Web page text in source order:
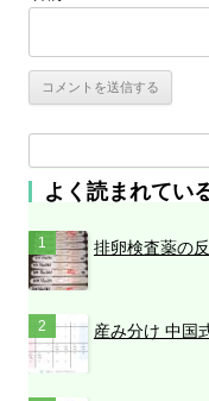
:
よく読まれてい
排卵検査薬の
産み分け 中国